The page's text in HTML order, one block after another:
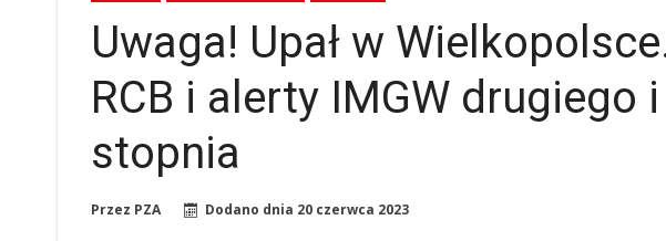
Uwaga! Upał w
RCB i alerty IMGW drugiego
stopnia
Przez PZA Dodano dnia 20 czerwca 2023